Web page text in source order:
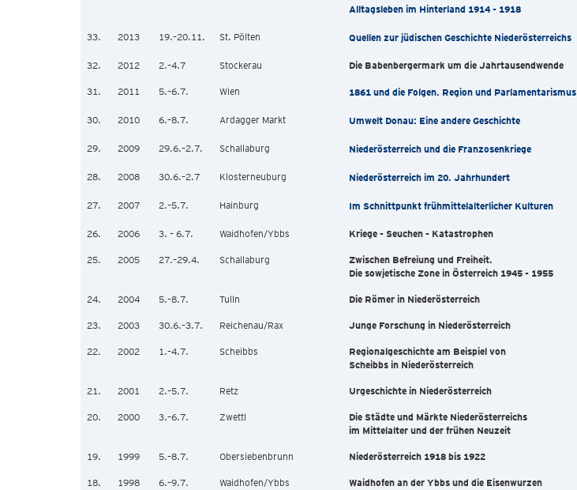
Alltagsleben im Hinterland 1914 - 1918
33. 2013 19.–20.11. St. Pölten Quellen zur jüdischen Geschichte Niederösterreichs
32. 2012 2.–4.7 Stockerau Die Babenbergermark um die Jahrtausendwende
31. 2011 5.–6.7. Wien 1861 und die Folgen. Region und Parlamentarismus
30. 2010 6.–8.7. Ardagger Markt Umwelt Donau: Eine andere Geschichte
29. 2009 29.6.–2.7. Schallaburg Niederösterreich und die Franzosenkriege
28. 2008 30.6.–2.7 Klosterneuburg Niederösterreich im 20. Jahrhundert
27. 2007 2.–5.7. Hainburg Im Schnittpunkt frühmittelalterlicher Kulturen
26. 2006 3. – 6.7. Waidhofen/Ybbs Kriege - Seuchen - Katastrophen
25. 2005 27.–29.4. Schallaburg
Zwischen Befreiung und Freiheit.
Die sowjetische Zone in Österreich 1945 - 1955
24. 2004 5.–8.7. Tulln Die Römer in Niederösterreich
23. 2003 30.6.–3.7. Reichenau/Rax Junge Forschung in Niederösterreich
22. 2002 1.–4.7. Scheibbs
Regionalgeschichte am Beispiel von
Scheibbs in Niederösterreich
21. 2001 2.–5.7. Retz Urgeschichte in Niederösterreich
20. 2000 3.–6.7. Zwettl
Die Städte und Märkte Niederösterreichs
im Mittelalter und der frühen Neuzeit
19. 1999 5.–8.7. Obersiebenbrunn Niederösterreich 1918 bis 1922
18. 1998 6.–9.7. Waidhofen/Ybbs Waidhofen an der Ybbs und die Eisenwurzen